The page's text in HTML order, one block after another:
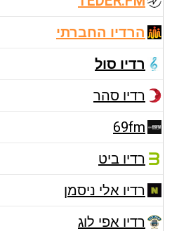
הרדיו החברתי
רדיו סול
רדיו סהר
69fm
רדיו ביט
רדיו אלי ניסמן
רדיו אפי לוג